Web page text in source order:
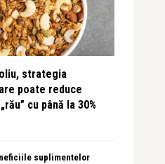
strategia
poate reduce
cu până la 30%
suplimentelor